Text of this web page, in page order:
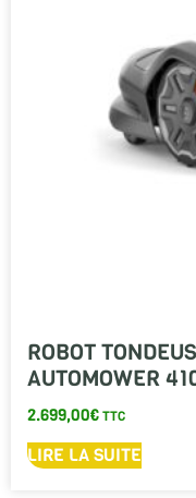
ROBOT
AUTOMOWER
2.699,00€TTC
LIRE LA SUITE